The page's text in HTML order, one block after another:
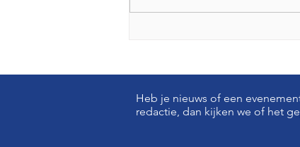
Heb je nieuws of een
redactie, dan kijken we of het